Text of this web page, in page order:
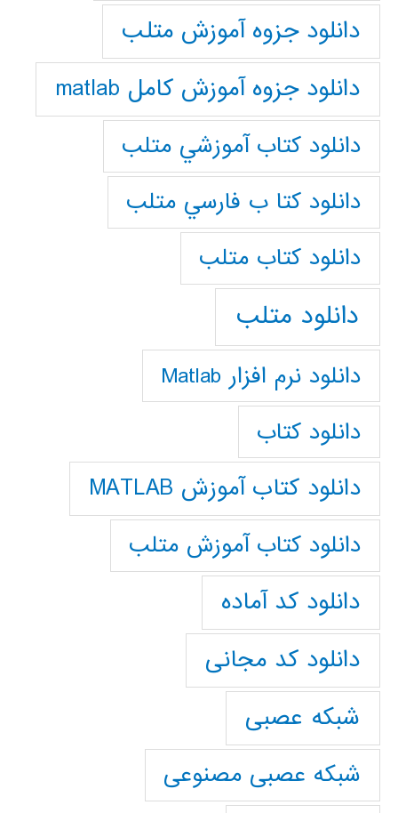
دانلود جزوه آموزش متلب
دانلود جزوه آموزش کامل matlab
دانلود كتاب آموزشي متلب
دانلود كتا ب فارسي متلب
دانلود كتاب متلب
دانلود متلب
دانلود نرم افزار Matlab
دانلود کتاب
دانلود کتاب آموزش MATLAB
دانلود کتاب آموزش متلب
دانلود کد آماده
دانلود کد مجانی
شبکه عصبی
شبکه عصبی مصنوعی